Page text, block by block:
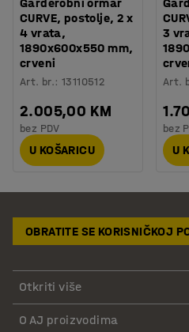
CURVE, postolje, 2 x
4 vrata,
1890x600x550 mm,
crveni
Art. br.:13110512
2.005,00 KM
bez PDV
U KOŠARICU
3
Art.
bez
U
OBRATITE SE KORISNIČKOJ
Otkriti više
O AJ proizvodima